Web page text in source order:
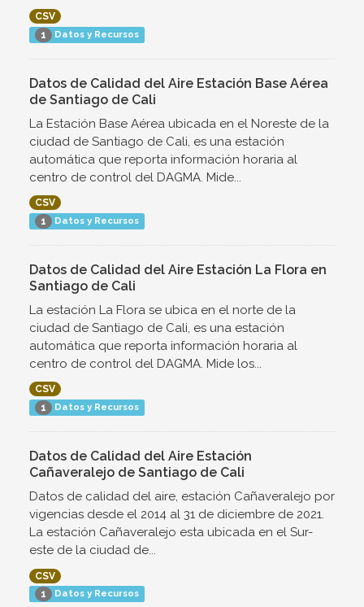
CSV
1 Datos y Recursos
Datos de Calidad del Aire Estación Base Aérea
de Santiago de Cali
La Estación Base Aérea ubicada en el Noreste de la
ciudad de Santiago de Cali, es una estación
automática que reporta información horaria al
centro de control del DAGMA. Mide...
CSV
1 Datos y Recursos
Datos de Calidad del Aire Estación La Flora en
Santiago de Cali
La estación La Flora se ubica en el norte de la
ciudad de Santiago de Cali, es una estación
automática que reporta información horaria al
centro de control del DAGMA. Mide los...
CSV
1 Datos y Recursos
Datos de Calidad del Aire Estación
Cañaveralejo de Santiago de Cali
Datos de calidad del aire, estación Cañaveralejo por
vigencias desde el 2014 al 31 de diciembre de 2021.
La estación Cañaveralejo esta ubicada en el Sur-
este de la ciudad de...
CSV
1 Datos y Recursos